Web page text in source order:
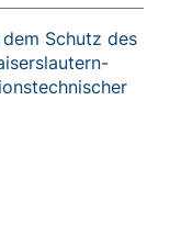
Schutz des